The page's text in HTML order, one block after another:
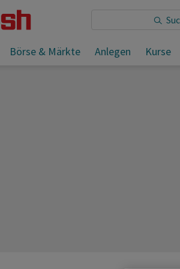
Börse & Märkte Anlegen Kurse